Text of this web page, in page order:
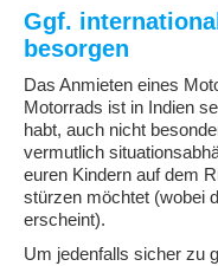
Ggf.
besorgen
Das Anmieten eines
Motorrads ist in Indien
habt, auch nicht
vermutlich
euren Kindern auf dem
stürzen möchtet (wobei
erscheint).
Um jedenfalls sicher zu